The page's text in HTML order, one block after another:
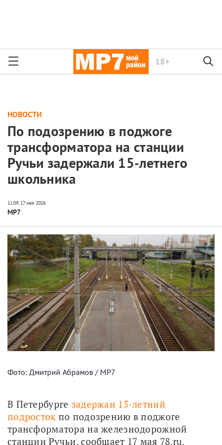
18+
НОВОСТИ
По подозрению в поджоге
трансформатора на станции
Ручьи задержали 15-летнего
школьника
МР7
Фото: Дмитрий Абрамов / МР7
В Петербурге задержан 15-летний
подросток по подозрению в поджоге
трансформатора на железнодорожной
станции Ручьи, сообщает 17 мая 78.ru.